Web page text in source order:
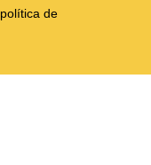
política de